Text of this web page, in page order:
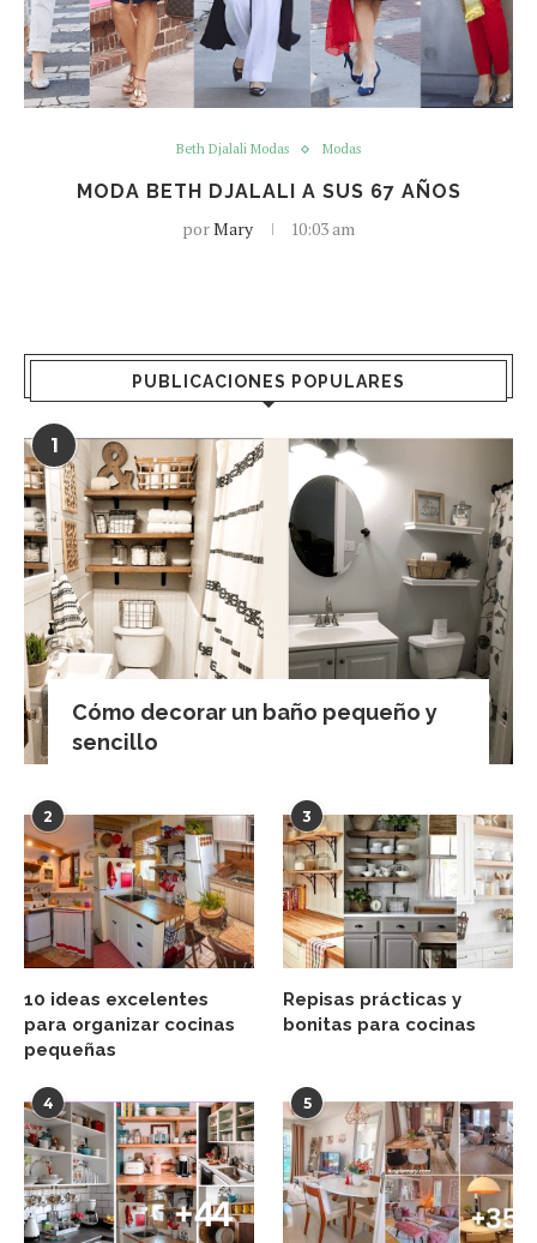
Beth Djalali Modas Modas
MODA BETH DJALALI A SUS 67 AÑOS
porMary 10:03 am
PUBLICACIONES POPULARES
1
Cómo decorar un baño pequeño y
sencillo
2
10 ideas excelentes
para organizar cocinas
pequeñas
3
Repisas prácticas y
bonitas para cocinas
4 5